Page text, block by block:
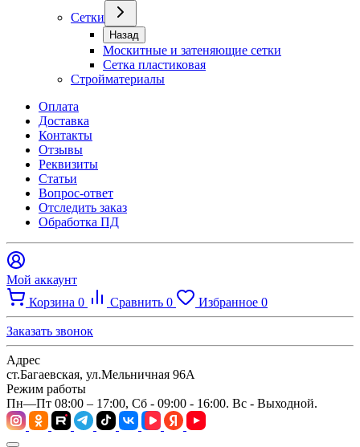
Сетки
Назад
Москитные и затеняющие сетки
Сетка пластиковая
Стройматериалы
Оплата
Доставка
Контакты
Отзывы
Реквизиты
Статьи
Вопрос-ответ
Отследить заказ
Обработка ПД
Мой аккаунт
Корзина 0 Сравнить 0 Избранное 0
Заказать звонок
Адрес
ст.Багаевская, ул.Мельничная 96А
Режим работы
Пн—Пт 08:00 – 17:00, Сб - 09:00 - 16:00. Вс - Выходной.